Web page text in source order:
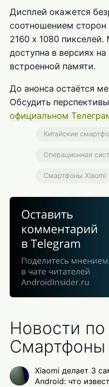
Дисплей окажется
соотношением
2160 х 1080
доступна в версиях
встроенной памяти.
До анонса остаётся
Обсудить
официальном
Китайские
Операционная
Смартфоны Xiaomi
Новости
Смартфоны
Xiaomi делает 3
Android: что